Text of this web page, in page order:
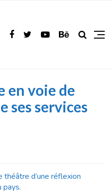
en voie de
ses services
théâtre d’une réflexion
pays.